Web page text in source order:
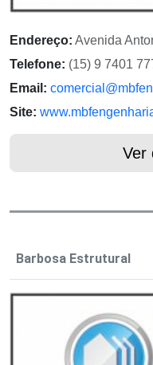
Endereço: Avenida
Telefone: (15) 9 7401
Email:
Site:
Ver
Barbosa Estrutural